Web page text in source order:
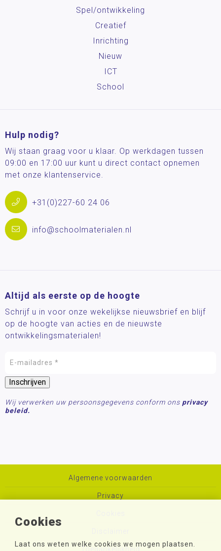
Cookies
Laat ons weten welke cookies we mogen plaatsen.
Spel/ontwikkeling
Creatief
Inrichting
Nieuw
ICT
School
Hulp nodig?
Wij staan graag voor u klaar. Op werkdagen tussen
09:00 en 17:00 uur kunt u direct contact opnemen
met onze klantenservice.
+31(0)227-60 24 06
info@schoolmaterialen.nl
Altijd als eerste op de hoogte
Schrijf u in voor onze wekelijkse nieuwsbrief en blijf
op de hoogte van acties en de nieuwste
ontwikkelingsmaterialen!
Wij verwerken uw persoonsgegevens conform ons privacy
beleid.
Algemene voorwaarden
Privacy
Toegankelijkheid